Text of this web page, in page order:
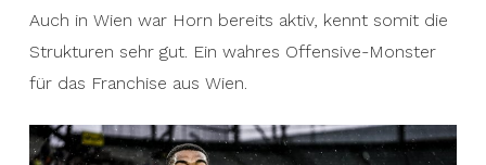
Auch in Wien war Horn bereits aktiv, kennt somit die
Strukturen sehr gut. Ein wahres Offensive-Monster
für das Franchise aus Wien.